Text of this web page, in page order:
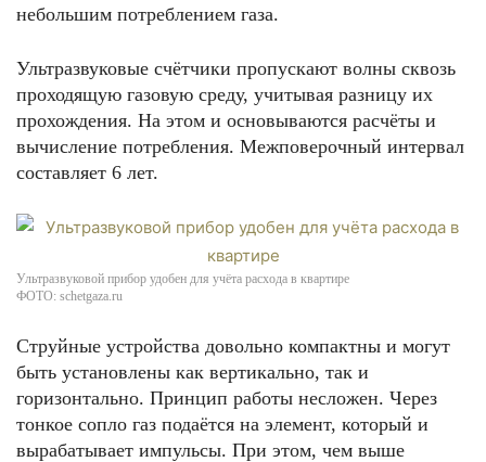
небольшим потреблением газа.
Ультразвуковые счётчики пропускают волны сквозь
проходящую газовую среду, учитывая разницу их
прохождения. На этом и основываются расчёты и
вычисление потребления. Межповерочный интервал
составляет 6 лет.
Ультразвуковой прибор удобен для учёта расхода в квартире
ФОТО: schetgaza.ru
Струйные устройства довольно компактны и могут
быть установлены как вертикально, так и
горизонтально. Принцип работы несложен. Через
тонкое сопло газ подаётся на элемент, который и
вырабатывает импульсы. При этом, чем выше